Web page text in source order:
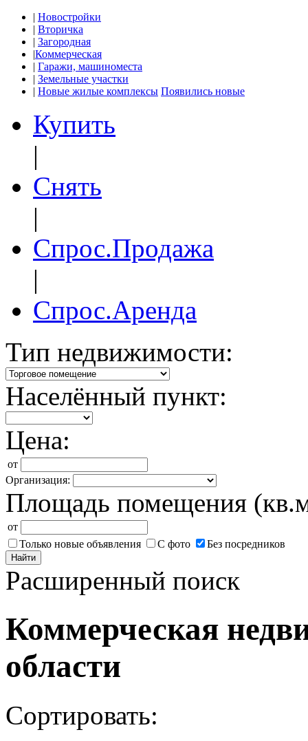
| Новостройки
| Вторичка
| Загородная
|Коммерческая
| Гаражи, машиноместа
| Земельные участки
| Новые жилые комплексы Появились новые
Купить
|
Снять
|
Спрос.Продажа
|
Спрос.Аренда
Тип недвижимости:
Населённый пункт:
Цена:
от
Организация:
Площадь помещения
от
Только новые объявления
С фото Без посредников
Найти
Расширенный поиск
Коммерческая
области
Сортировать: